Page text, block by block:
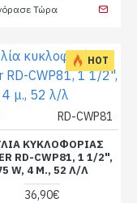
Τώρα
HOT
RD-CWP81
ΚΥΚΛΟΦΟΡΊΑΣ
RD-CWP81, 1 1/2",
W, 4 Μ., 52 Λ/Λ
36,90€